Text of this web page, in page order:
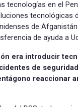
tecnologías en el
tecnológicas
de
de ayuda a
era introducir
de
reaccionar